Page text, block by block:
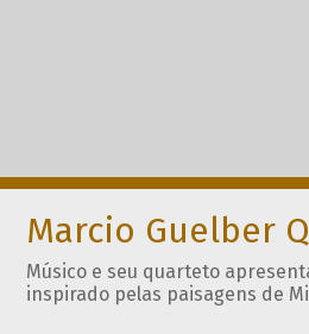
Marcio Guelber
Músico e seu quarteto
inspirado pelas paisagens de